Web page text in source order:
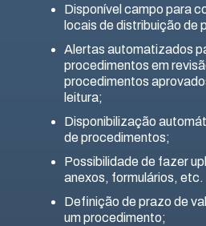
Disponível campo para
locais de distribuição de
Alertas automatizados
procedimentos em
procedimentos
leitura;
Disponibilização
de procedimentos;
Possibilidade de fazer
anexos, formulários, etc.
Definição de prazo de
um procedimento;